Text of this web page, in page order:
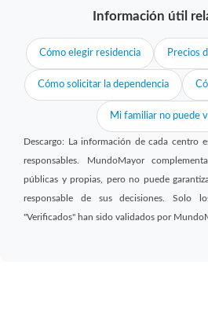
Información útil
Cómo elegir residencia Precios
Cómo solicitar la dependencia
Mi familiar no puede
Descargo: La información de cada centro
responsables. MundoMayor
públicas y propias, pero no puede
responsable de sus decisiones. Solo
"Verificados" han sido validados por